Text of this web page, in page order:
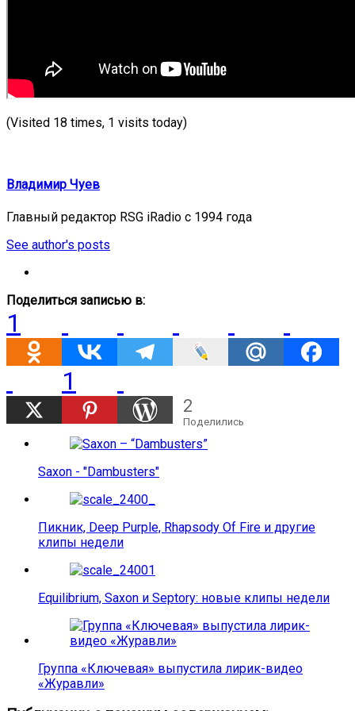
(Visited 18 times, 1 visits today)
Владимир Чуев
Главный редактор RSG iRadio с 1994 года
See author's posts
Поделиться записью в:
1
1
2
Поделились
Saxon - "Dambusters"
Пикник, Deep Purple, Rhapsody Of Fire и другие
клипы недели
Equilibrium, Saxon и Septory: новые клипы недели
Группа «Ключевая» выпустила лирик-видео
«Журавли»